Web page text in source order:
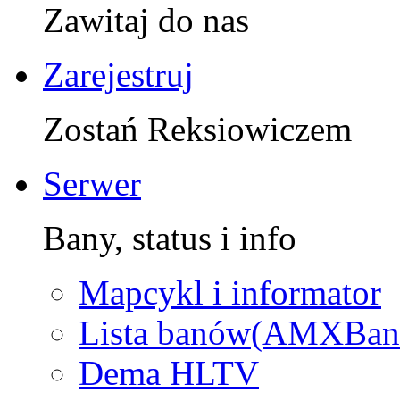
Zawitaj do nas
Zarejestruj
Zostań Reksiowiczem
Serwer
Bany, status i info
Mapcykl i informator
Lista
Dema HLTV